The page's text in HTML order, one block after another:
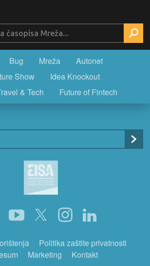
Bug Mreža
Autonet
Show
Idea Knockout
& Tech
Future of Fintech
Politika zaštite privatnosti
Marketing Kontakt